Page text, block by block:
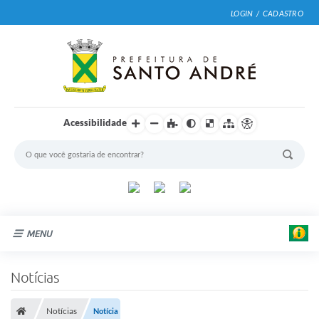
LOGIN / CADASTRO
Acessibilidade
MENU
Notícias
Notícias Notícia